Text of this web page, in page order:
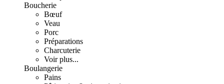
Boucherie
Bœuf
Veau
Porc
Préparations
Charcuterie
Voir plus...
Boulangerie
Pains